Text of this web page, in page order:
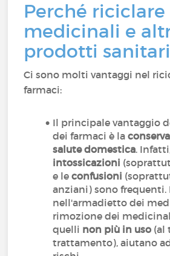
Perché riciclare
medicinali e
prodotti
Ci sono molti vantaggi nel
farmaci:
Il principale vantaggio
dei farmaci è la
salute domestica.
intossicazioni
e leconfusioni
anziani) sono
nell'armadietto dei
rimozione dei
quelli non più in uso (al
trattamento), aiutano